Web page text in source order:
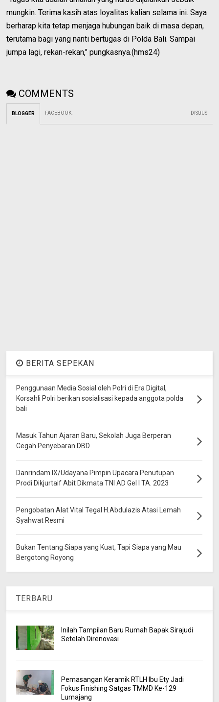
mungkin. Terima kasih atas loyalitas kalian selama ini. Saya
berharap kita tetap menjaga hubungan baik di masa depan,
terutama bagi yang nanti bertugas di Polda Bali. Sampai
jumpa lagi, rekan-rekan," pungkasnya.(hms24)
COMMENTS
BLOGGER FACEBOOK: DISQUS
BERITA SEPEKAN
Penggunaan Media Sosial oleh Polri di Era Digital,
Korsahli Polri berikan sosialisasi kepada anggota polda
bali
Masuk Tahun Ajaran Baru, Sekolah Juga Berperan
Cegah Penyebaran DBD
Danrindam IX/Udayana Pimpin Upacara Penutupan
Prodi Dikjurtaif Abit Dikmata TNI AD Gel I TA. 2023
Pengobatan Alat Vital Tegal H.Abdulazis Atasi Lemah
Syahwat Resmi
Bukan Tentang Siapa yang Kuat, Tapi Siapa yang Mau
Bergotong Royong
TERBARU
Inilah Tampilan Baru Rumah Bapak Sirajudi
Setelah Direnovasi
Pemasangan Keramik RTLH Ibu Ety Jadi
Fokus Finishing Satgas TMMD Ke-129
Lumajang